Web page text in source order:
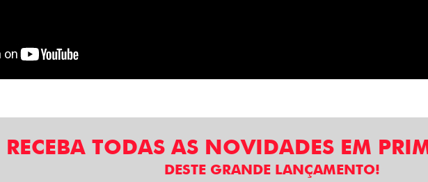
RECEBA TODAS AS NOVIDADES EM
DESTE GRANDE LANÇAMENTO!